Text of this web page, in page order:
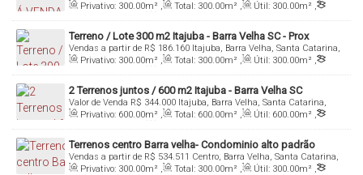
Catarina, Brasil
Privativo: 300.00m² , Total: 300.00m² , Útil: 300.00m² ,
Terreno: 300.00m² , Fundos: 20.00m , Frente: 15.00m
Terreno / Lote 300 m2 Itajuba - Barra Velha SC - Prox
Piçarras
R$ 186.160
Vendas a partir de
Itajuba, Barra Velha, Santa Catarina,
BrasilPrivativo: 300.00m² , Total: 300.00m² , Útil: 300.00m² ,
Terreno: 300.00m² , Fundos: 25.00m , Frente: 12.00m
2 Terrenos juntos / 600 m2 Itajuba - Barra Velha SC
Loteamento - prox Piçarras
R$ 344.000
Valor de Venda
Itajuba, Barra Velha, Santa Catarina,
BrasilPrivativo: 600.00m² , Total: 600.00m² , Útil: 600.00m² ,
Terreno: 600.00m² , Fundos: 50.00m , Frente: 24.00m
Terrenos centro Barra velha- Condominio alto padrão
fechado - perto da praia- Barra Velha SC
R$ 534.511
Vendas a partir de
Centro, Barra Velha, Santa Catarina,
BrasilPrivativo: 300.00m² , Total: 300.00m² , Útil: 300.00m² ,